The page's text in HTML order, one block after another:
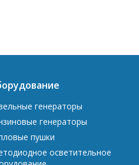
генераторы
генераторы
пушки
осветительное